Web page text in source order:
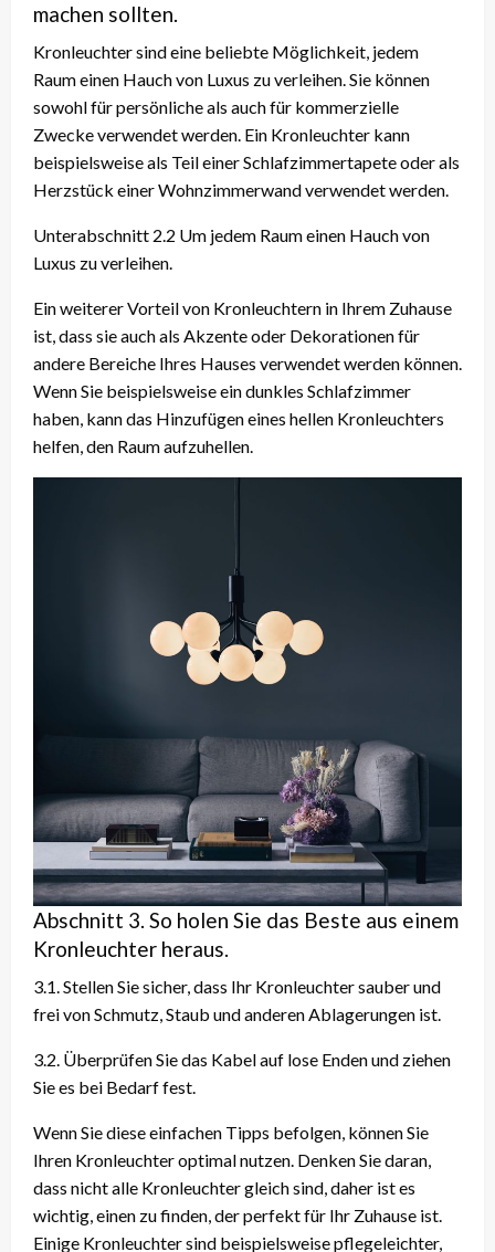
machen sollten.
Kronleuchter sind eine beliebte Möglichkeit, jedem
Raum einen Hauch von Luxus zu verleihen. Sie können
sowohl für persönliche als auch für kommerzielle
Zwecke verwendet werden. Ein Kronleuchter kann
beispielsweise als Teil einer Schlafzimmertapete oder als
Herzstück einer Wohnzimmerwand verwendet werden.
Unterabschnitt 2.2 Um jedem Raum einen Hauch von
Luxus zu verleihen.
Ein weiterer Vorteil von Kronleuchtern in Ihrem Zuhause
ist, dass sie auch als Akzente oder Dekorationen für
andere Bereiche Ihres Hauses verwendet werden können.
Wenn Sie beispielsweise ein dunkles Schlafzimmer
haben, kann das Hinzufügen eines hellen Kronleuchters
helfen, den Raum aufzuhellen.
Abschnitt 3. So holen Sie das Beste aus einem
Kronleuchter heraus.
3.1. Stellen Sie sicher, dass Ihr Kronleuchter sauber und
frei von Schmutz, Staub und anderen Ablagerungen ist.
3.2. Überprüfen Sie das Kabel auf lose Enden und ziehen
Sie es bei Bedarf fest.
Wenn Sie diese einfachen Tipps befolgen, können Sie
Ihren Kronleuchter optimal nutzen. Denken Sie daran,
dass nicht alle Kronleuchter gleich sind, daher ist es
wichtig, einen zu finden, der perfekt für Ihr Zuhause ist.
Einige Kronleuchter sind beispielsweise pflegeleichter,